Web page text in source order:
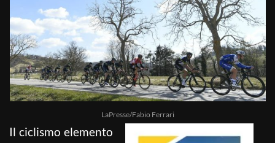
LaPresse/Fabio Ferrari
Il ciclismo elemento